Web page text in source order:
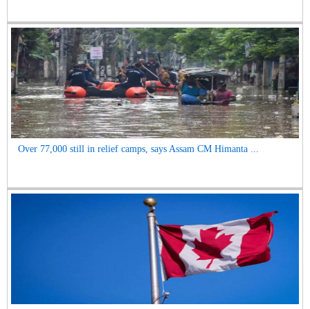
Over 77,000 still in relief camps, says Assam CM Himanta ...